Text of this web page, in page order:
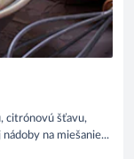
citrónovú šťavu,
na miešanie...